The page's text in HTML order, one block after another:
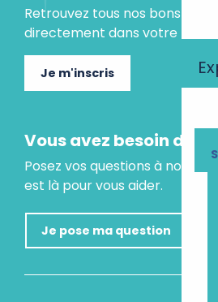
Retrouvez tous nos bons plans
directement dans votre boite
Je m'inscris
Vous avez besoin d'un
Posez vos questions à notre
est là pour vous aider.
Je pose ma question